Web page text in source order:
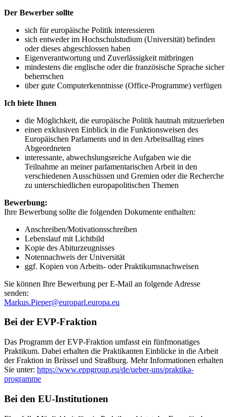
Der Bewerber sollte
sich für europäische Politik interessieren
sich entweder im Hochschulstudium (Universität) befinden
oder dieses abgeschlossen haben
Eigenverantwortung und Zuverlässigkeit mitbringen
mindestens die englische oder die französische Sprache sicher
beherrschen
über gute Computerkenntnisse (Office-Programme) verfügen
Ich biete Ihnen
die Möglichkeit, die europäische Politik hautnah mitzuerleben
einen exklusiven Einblick in die Funktionsweisen des
Europäischen Parlaments und in den Arbeitsalltag eines
Abgeordneten
interessante, abwechslungsreiche Aufgaben wie die
Teilnahme an meiner parlamentarischen Arbeit in den
verschiedenen Ausschüssen und Gremien oder die Recherche
zu unterschiedlichen europapolitischen Themen
Bewerbung:
Ihre Bewerbung sollte die folgenden Dokumente enthalten:
Anschreiben/Motivationsschreiben
Lebenslauf mit Lichtbild
Kopie des Abiturzeugnisses
Notennachweis der Universität
ggf. Kopien von Arbeits- oder Praktikumsnachweisen
Sie können Ihre Bewerbung per E-Mail an folgende Adresse
senden:
Markus.Pieper@europarl.europa.eu
Bei der EVP-Fraktion
Das Programm der EVP-Fraktion umfasst ein fünfmonatiges
Praktikum. Dabei erhalten die Praktikanten Einblicke in die Arbeit
der Fraktion in Brüssel und Straßburg. Mehr Informationen erhalten
Sie unter: https://www.eppgroup.eu/de/ueber-uns/praktika-
programme
Bei den EU-Institutionen